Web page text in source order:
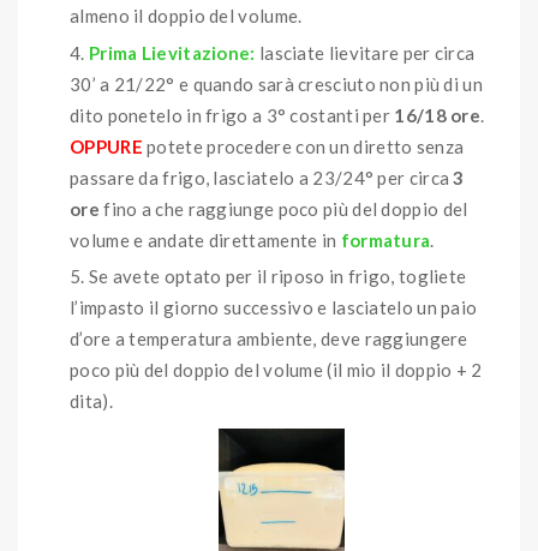
almeno il doppio del volume.
Prima Lievitazione: lasciate lievitare per circa
30’ a 21/22° e quando sarà cresciuto non più di un
dito ponetelo in frigo a 3° costanti per 16/18 ore.
OPPUREpotete procedere con un diretto senza
passare da frigo, lasciatelo a 23/24° per circa3
ore fino a che raggiunge poco più del doppio del
volume e andate direttamente in formatura.
Se avete optato per il riposo in frigo, togliete
l’impasto il giorno successivo e lasciatelo un paio
d’ore a temperatura ambiente, deve raggiungere
poco più del doppio del volume (il mio il doppio + 2
dita).